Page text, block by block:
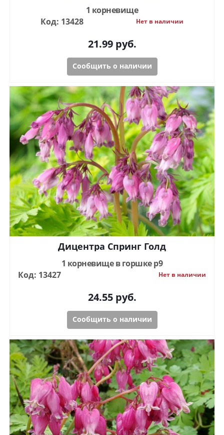
1 корневище
Код: 13428
Нет в наличии
21.99руб.
Сообщить о наличии
Дицентра Спринг Голд
1 корневище в горшке р9
Код: 13427
Нет в наличии
24.55руб.
Сообщить о наличии